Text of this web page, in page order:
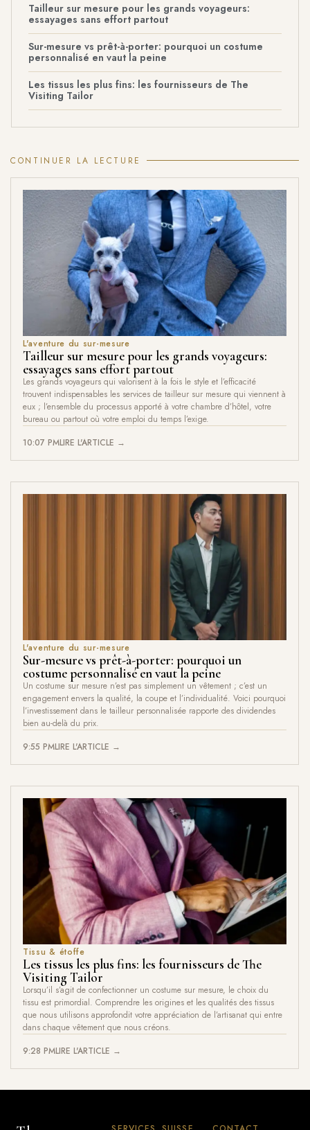
Tailleur sur mesure pour les grands voyageurs:
essayages sans effort partout
Sur-mesure vs prêt-à-porter: pourquoi un costume
personnalisé en vaut la peine
Les tissus les plus fins: les fournisseurs de The
Visiting Tailor
CONTINUER LA LECTURE
L'aventure du sur-mesure
Tailleur sur mesure pour les grands voyageurs:
essayages sans effort partout
Les grands voyageurs qui valorisent à la fois le style et l’efficacité
trouvent indispensables les services de tailleur sur mesure qui viennent à
eux ; l’ensemble du processus apporté à votre chambre d’hôtel, votre
bureau ou partout où votre emploi du temps l’exige.
10:07 PMLIRE L'ARTICLE →
L'aventure du sur-mesure
Sur-mesure vs prêt-à-porter: pourquoi un
costume personnalisé en vaut la peine
Un costume sur mesure n’est pas simplement un vêtement ; c’est un
engagement envers la qualité, la coupe et l’individualité. Voici pourquoi
l’investissement dans le tailleur personnalisée rapporte des dividendes
bien au-delà du prix.
9:55 PMLIRE L'ARTICLE →
Tissu & étoffe
Les tissus les plus fins: les fournisseurs de The
Visiting Tailor
Lorsqu’il s’agit de confectionner un costume sur mesure, le choix du
tissu est primordial. Comprendre les origines et les qualités des tissus
que nous utilisons approfondit votre appréciation de l’artisanat qui entre
dans chaque vêtement que nous créons.
9:28 PMLIRE L'ARTICLE →